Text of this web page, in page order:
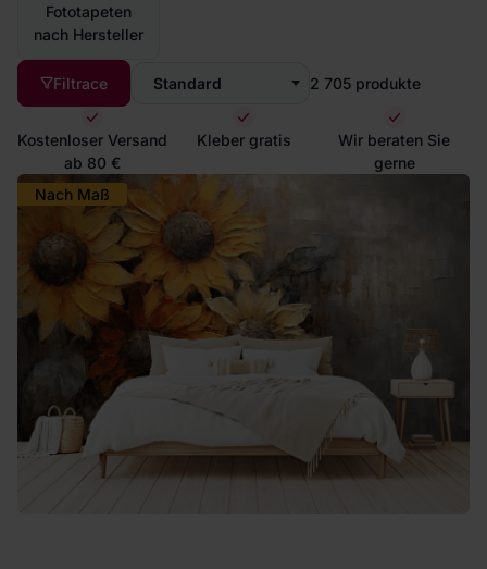
Fototapeten
nach Hersteller
Filtrace Standard 2 705 produkte
Kostenloser Versand
ab 80 €
Kleber gratis
Wir beraten Sie
gerne
Nach Maß